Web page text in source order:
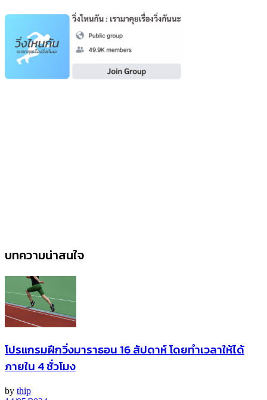
บทความน่าสนใจ
โปรแกรมฝึกวิ่งมาราธอน 16 สัปดาห์ โดยทำเวลาให้ได้
ภายใน 4 ชั่วโมง
by thip